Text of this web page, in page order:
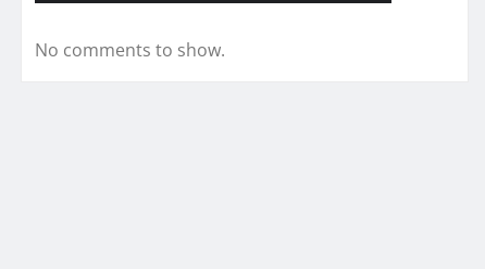
No comments to show.